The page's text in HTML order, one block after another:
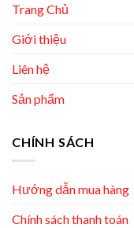
Trang Chủ
Giới thiệu
Liên hệ
Sản phẩm
CHÍNH SÁCH
Hướng dẫn mua hàng
Chính sách thanh toán